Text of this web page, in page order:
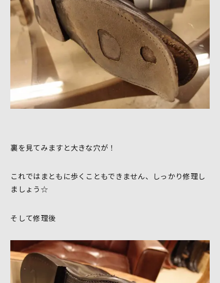
裏を見てみますと大きな穴が！
これではまともに歩くこともできません、しっかり修理し
ましょう☆
そして修理後